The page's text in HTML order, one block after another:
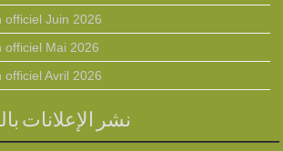
officiel Juin 2026
officiel Mai 2026
Avril 2026
نشر الإعلانات